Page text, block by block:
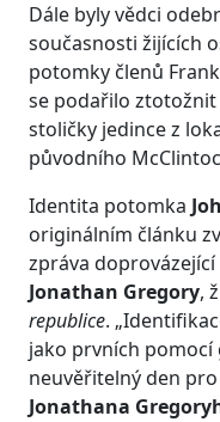
Dále byly vědci
současnosti žijících
potomky členů
se podařilo ztotožnit
stoličky jedince z
původního
Identita potomka
originálním článku
zpráva
Jonathan Gregory,
republice.
jako prvních pomocí
neuvěřitelný den
Jonathana